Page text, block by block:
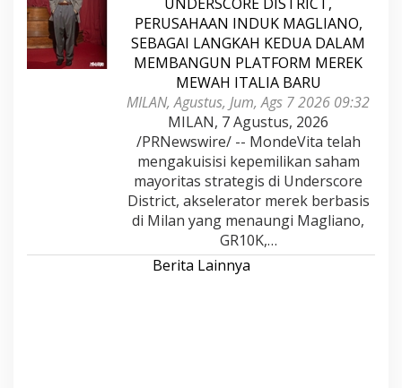
PERUSAHAAN INDUK MAGLIANO,
SEBAGAI LANGKAH KEDUA DALAM
MEMBANGUN PLATFORM MEREK
MEWAH ITALIA BARU
MILAN, Agustus, Jum, Ags 7 2026 09:32
MILAN, 7 Agustus, 2026
/PRNewswire/ -- MondeVita telah
mengakuisisi kepemilikan saham
mayoritas strategis di Underscore
District, akselerator merek berbasis
di Milan yang menaungi Magliano,
GR10K,…
Berita Lainnya